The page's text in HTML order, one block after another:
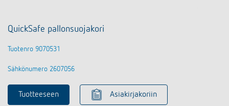
QuickSafe pallonsuojakori
Tuotenro 9070531
Sähkönumero 2607056
Tuotteeseen Asiakirjakoriin